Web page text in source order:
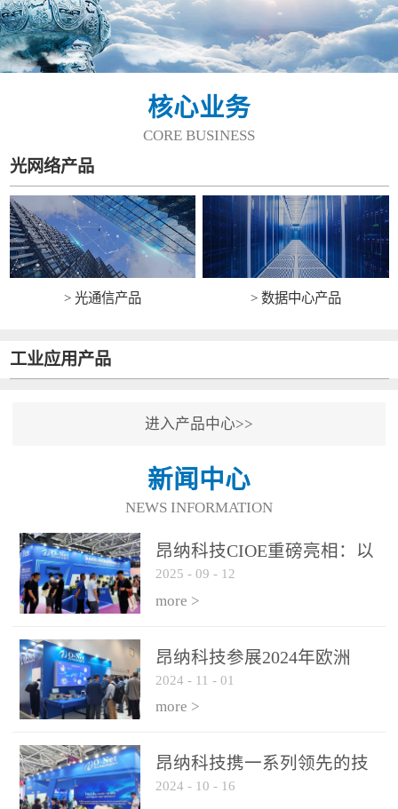
核心业务
CORE BUSINESS
光网络产品
> 光通信产品 > 数据中心产品
工业应用产品
进入产品中心>>
新闻中心
NEWS INFORMATION
昂纳科技CIOE重磅亮相：以
光通信创新引擎，驱动AI与
算力互联新时代
2025 - 09 - 12
more >
昂纳科技参展2024年欧洲
ECOC展会
2024 - 11 - 01
more >
昂纳科技携一系列领先的技
术平台和优秀产品参展2024
2024 - 10 - 16